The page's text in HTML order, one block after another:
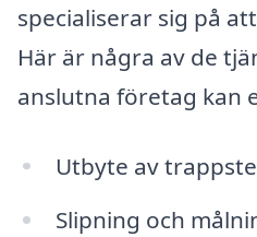
specialiserar sig på
Här är några av de
anslutna företag kan
Utbyte av
Slipning och